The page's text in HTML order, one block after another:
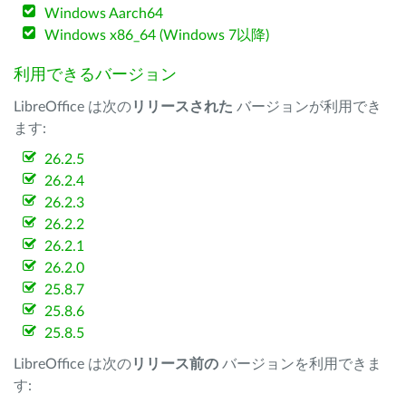
Windows Aarch64
Windows x86_64 (Windows 7以降)
利用できるバージョン
LibreOffice は次のリリースされた バージョンが利用でき
ます:
26.2.5
26.2.4
26.2.3
26.2.2
26.2.1
26.2.0
25.8.7
25.8.6
25.8.5
LibreOffice は次のリリース前の バージョンを利用できま
す: